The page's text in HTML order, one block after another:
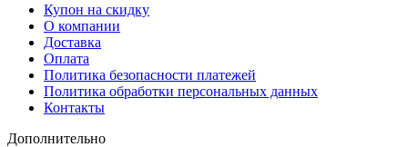
Купон на скидку
О компании
Доставка
Оплата
Политика безопасности платежей
Политика обработки персональных данных
Контакты
Дополнительно